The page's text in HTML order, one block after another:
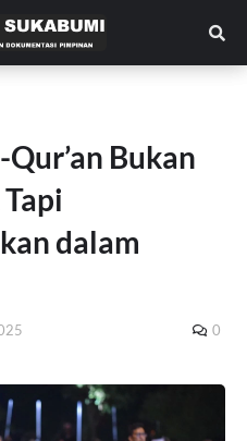
Bukan
dalam
0